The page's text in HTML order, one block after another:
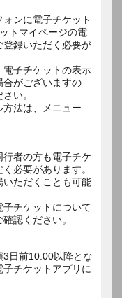
ンに電子チケット
トマイページの電
録いただく必要が
電子チケットの表示
合がございますの
い。
法は、メニュー
者の方も電子チケ
必要があります。
ただくことも可能
チケットについて
認ください。
日前10:00以降とな
チケットアプリに